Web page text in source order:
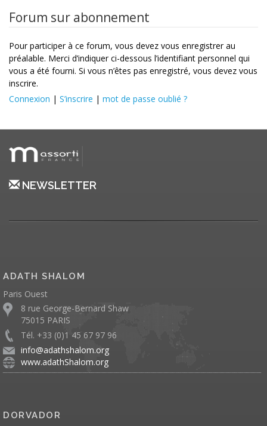
Forum sur abonnement
Pour participer à ce forum, vous devez vous enregistrer au
préalable. Merci d’indiquer ci-dessous l’identifiant personnel qui
vous a été fourni. Si vous n’êtes pas enregistré, vous devez vous
inscrire.
Connexion | S’inscrire | mot de passe oublié ?
NEWSLETTER
ADATH SHALOM
Paris Ouest
8 rue George-Bernard Shaw
75015 PARIS
Tél. +33 (0)1 45 67 97 96
info@adathshalom.org
www.adathShalom.org
DORVADOR